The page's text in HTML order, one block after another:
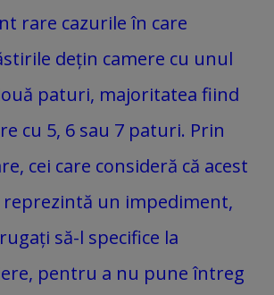
rare cazurile în care
dețin camere cu unul
paturi, majoritatea fiind
cu 5, 6 sau 7 paturi. Prin
cei care consideră că acest
reprezintă un impediment,
să-l specifice la
pentru a nu pune întreg